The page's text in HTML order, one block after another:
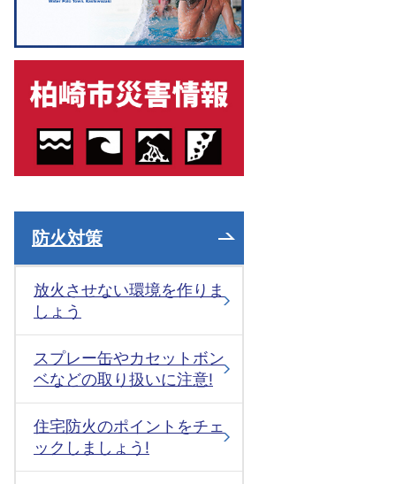
防火対策
放火させない環境を作りま
しょう
スプレー缶やカセットボン
ベなどの取り扱いに注意!
住宅防火のポイントをチェ
ックしましょう!